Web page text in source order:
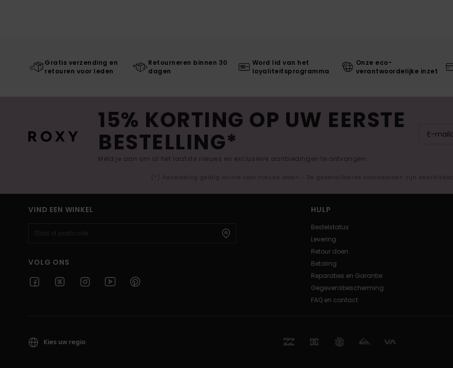
Gratis verzending en
retouren voor leden
Retourneren binnen 30
dagen
Word lid van het
loyaliteitsprogramma
Onze eco-
verantwoordelijke inzet
15% KORTING OP UW EERSTE
BESTELLING*
Meld je aan om al het laatste nieuws en exclusieve aanbiedingen te ontvangen.
(*) Aanbieding geldig online voor nieuwe leden - De gedetailleerde voorwaarden zijn
VIND EEN WINKEL
VOLG ONS
HULP
Bestelstatus
Levering
Retour doen
Betaling
Reparaties en Garantie
Gegevensbescherming
FAQ en contact
Kies uw regio